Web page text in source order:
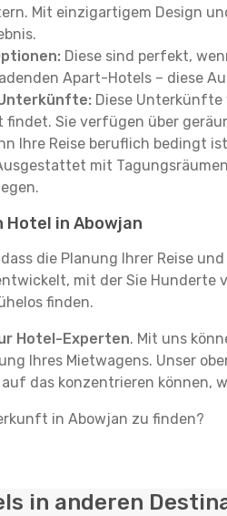
Mit einzigartigem Design
Diese sind perfekt,
Apart-Hotels – diese
Diese
findet. Sie verfügen über
Ihre Reise beruflich bedingt
mit
Hotel in Abowjan
die Planung Ihrer Reise
mit der Sie Hunderte
finden.
Hotel-Experten. Mit uns
Ihres Mietwagens. Unser
das konzentrieren können,
in Abowjan zu finden?
in anderen